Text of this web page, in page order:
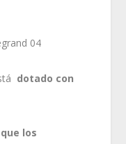
dotado con
los